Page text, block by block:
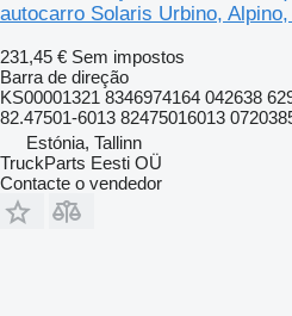
autocarro Solaris Urbino,
231,45 € Sem impostos
Barra de direção
KS00001321 8346974164 042638
82.47501-6013 82475016013
Estónia, Tallinn
TruckParts Eesti OÜ
Contacte o vendedor